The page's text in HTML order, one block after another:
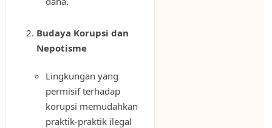
Budaya Korupsi dan
Nepotisme
Lingkungan yang
permisif terhadap
korupsi memudahkan
praktik-praktik ilegal